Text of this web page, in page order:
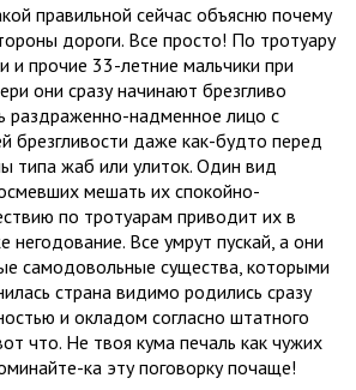
правильной сейчас объясню почему
дороги. Все просто! По тротуару
и прочие 33-летние мальчики при
они сразу начинают брезгливо
раздраженно-надменное лицо с
брезгливости даже как-будто перед
типа жаб или улиток. Один вид
мешать их спокойно-
по тротуарам приводит их в
Все умрут пускай, а они
самодовольные существа, которыми
страна видимо родились сразу
и окладом согласно штатного
что. Не твоя кума печаль как чужих
ка эту поговорку почаще!